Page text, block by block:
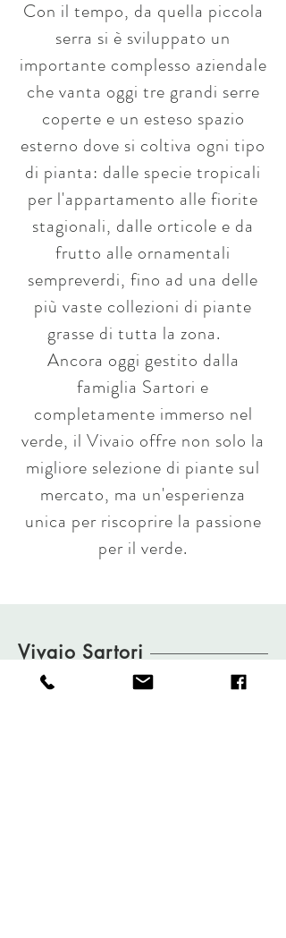
Con il tempo, da quella piccola
serra si è sviluppato un
importante complesso aziendale
che vanta oggi tre grandi serre
coperte e un esteso spazio
esterno dove si coltiva ogni tipo
di pianta: dalle specie tropicali
per l'appartamento alle fiorite
stagionali, dalle orticole e da
frutto alle ornamentali
sempreverdi, fino ad una delle
più vaste collezioni di piante
grasse di tutta la zona.
Ancora oggi gestito dalla
famiglia Sartori e
completamente immerso nel
verde, il Vivaio offre non solo la
migliore selezione di piante sul
mercato, ma un'esperienza
unica per riscoprire la passione
per il verde.
Vivaio Sartori
piante e fiori